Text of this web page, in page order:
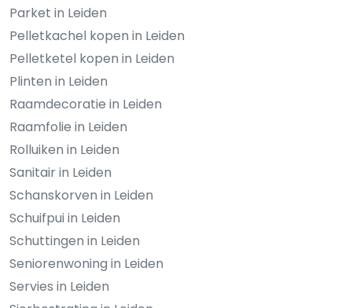
Parket in Leiden
Pelletkachel kopen in Leiden
Pelletketel kopen in Leiden
Plinten in Leiden
Raamdecoratie in Leiden
Raamfolie in Leiden
Rolluiken in Leiden
Sanitair in Leiden
Schanskorven in Leiden
Schuifpui in Leiden
Schuttingen in Leiden
Seniorenwoning in Leiden
Servies in Leiden